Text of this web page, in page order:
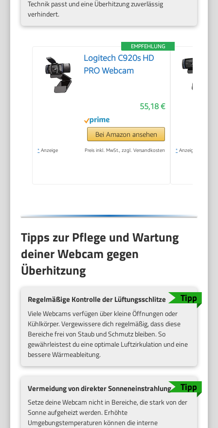
Technik passt und eine Überhitzung zuverlässig
verhindert.
EMPFEHLUNG
Logitech C920s HD
PRO Webcam
55,18 €
Bei Amazon ansehen
* Anzeige Preis inkl. MwSt., zzgl. Versandkosten * Anzeige
Tipps zur Pflege und Wartung
deiner Webcam gegen
Überhitzung
Regelmäßige Kontrolle der Lüftungsschlitze
Viele Webcams verfügen über kleine Öffnungen oder
Kühlkörper. Vergewissere dich regelmäßig, dass diese
Bereiche frei von Staub und Schmutz bleiben. So
gewährleistest du eine optimale Luftzirkulation und eine
bessere Wärmeableitung.
Vermeidung von direkter Sonneneinstrahlung
Setze deine Webcam nicht in Bereiche, die stark von der
Sonne aufgeheizt werden. Erhöhte
Umgebungstemperaturen können die interne